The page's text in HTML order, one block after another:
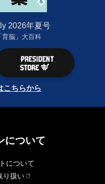
2026年夏号
脳」大百科
こちらから
について
について
り扱い